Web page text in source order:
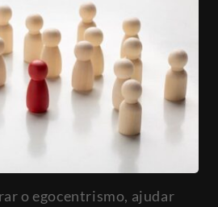
o egocentrismo, ajudar